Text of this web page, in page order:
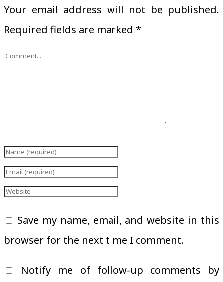
Your email address will not be published.
Required fields are marked *
Save my name, email, and website in this
browser for the next time I comment.
Notify me of follow-up comments by